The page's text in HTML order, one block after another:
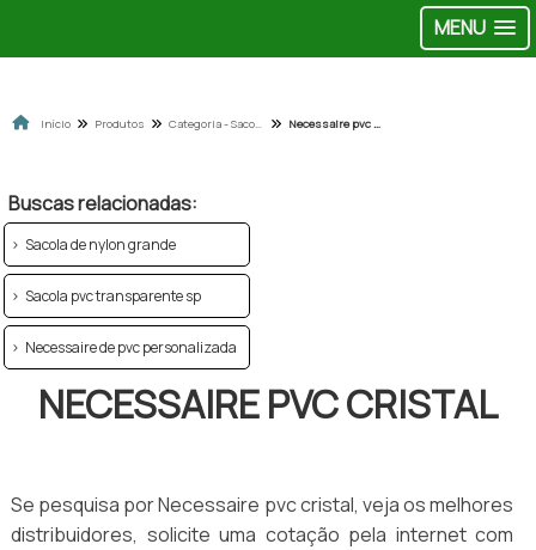
MENU
Início Produtos Categoria - Sacolas de pvc e nylon Necessaire pvc cristal
Buscas relacionadas:
Sacola de nylon grande
Sacola pvc transparente sp
Necessaire de pvc personalizada
NECESSAIRE PVC CRISTAL
Se pesquisa por Necessaire pvc cristal, veja os melhores
distribuidores, solicite uma cotação pela internet com